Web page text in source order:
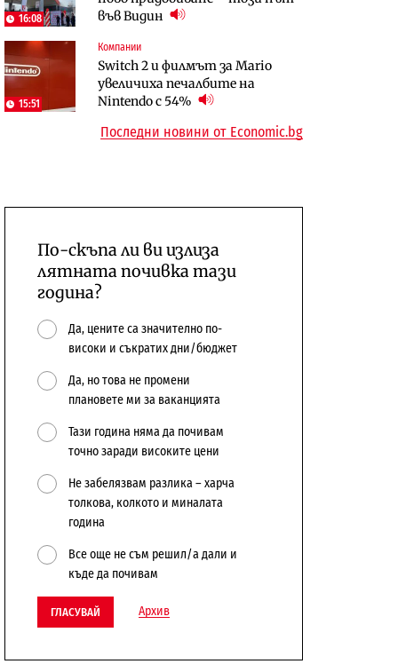
16:08
във Видин
15:51
Компании
Switch 2 и филмът за Mario
увеличиха печалбите на
Nintendo с 54%
откажат напълно от Google
Публични финанси
Общините вече зависят от
централната власт за 75% от
население и все повече сгради
Компании
А1 отново е лидер при
технологичните компании и
Последни новини от Economic.bg
По-скъпа ли ви излиза
лятната почивка тази
година?
Да, цените са значително по-
високи и съкратих дни/бюджет
Да, но това не промени
плановете ми за ваканцията
Тази година няма да почивам
точно заради високите цени
Не забелязвам разлика – харча
толкова, колкото и миналата
година
Все още не съм решил/а дали и
къде да почивам
ГЛАСУВАЙ Архив